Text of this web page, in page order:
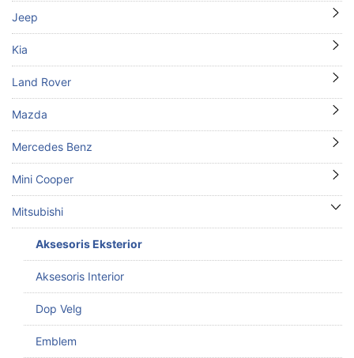
Jeep
Kia
Land Rover
Mazda
Mercedes Benz
Mini Cooper
Mitsubishi
Aksesoris Eksterior
Aksesoris Interior
Dop Velg
Emblem